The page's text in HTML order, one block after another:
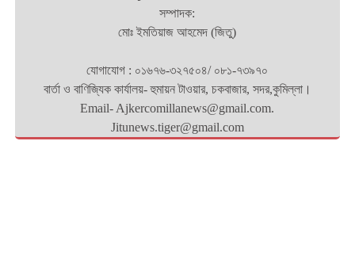
সম্পাদক:
মোঃ ইমতিয়াজ আহমেদ (জিতু)
যোগাযোগ : ০১৬৭৬-৩২৭৫০৪/ ০৮১-৭৩৯৭০
বার্তা ও বাণিজ্যিক কার্যালয়- হুমায়ন টাওয়ার, চকবাজার, সদর,কুমিল্লা।
Email- Ajkercomillanews@gmail.com.
Jitunews.tiger@gmail.com